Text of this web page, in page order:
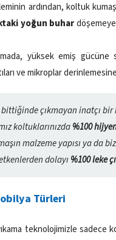
ardından, koltuk
yoğun buhar
yüksek emiş gücüne
ve mikroplar
bittiğinde çıkmayan inatçı
koltuklarınızda%100
malzeme yapısı ya da
dolayı %100 leke
Türleri
teknolojimizle